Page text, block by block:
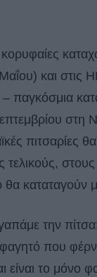
και στις
παγκόσμια
πιτσαρίες
τελικούς,
καταταγούν
την
που
είναι το μόνο